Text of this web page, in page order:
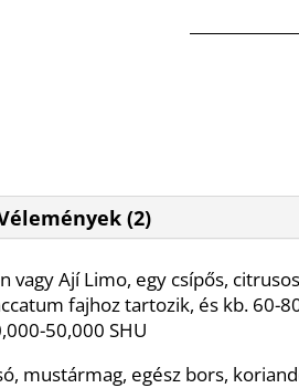
(2)
vagy Ají Limo, egy csípős,
fajhoz tartozik, és kb. 60-
50,000 SHU
mustármag, egész bors,